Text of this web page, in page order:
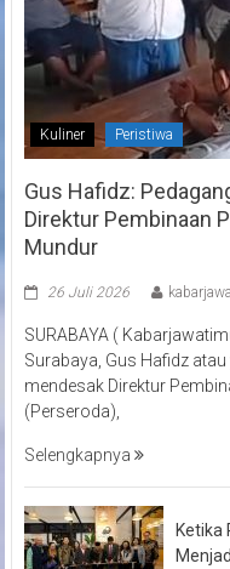
Kuliner Peristiwa
Gus Hafidz:
Direktur Pembinaan
Mundur
26 Juli 2026
SURABAYA (
Surabaya, Gus Hafidz
mendesak Direktur
(Perseroda),
Selengkapnya
Ketika